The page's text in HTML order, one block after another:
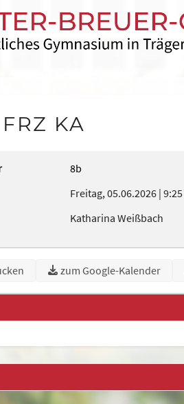
KA
8b
Freitag, 05.06.2026
Katharina Weißbach
zum Google-Kalender